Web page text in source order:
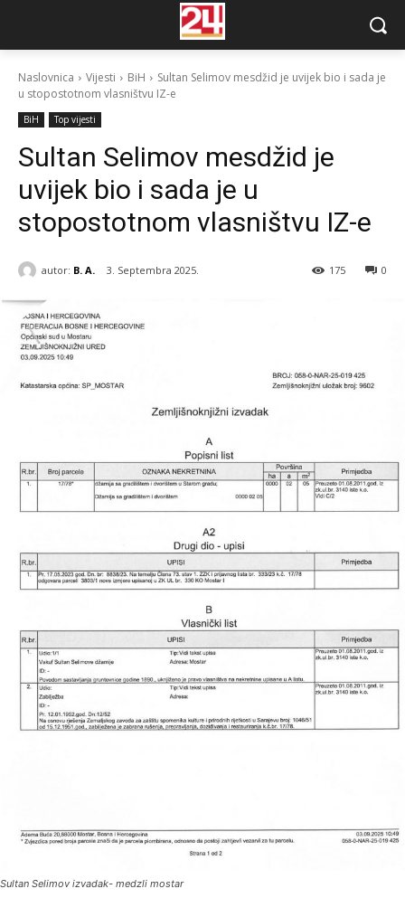
Naslovnica Vijesti BiH
Sultan Selimov mesdžid je uvijek bio i sada je
u stopostotnom vlasništvu IZ-e
BiH Top vijesti
Sultan Selimov mesdžid je
uvijek bio i sada je u
stopostotnom vlasništvu IZ-e
autor: B. A. 3. Septembra 2025. 0
175
Sultan Selimov izvadak- medzli mostar